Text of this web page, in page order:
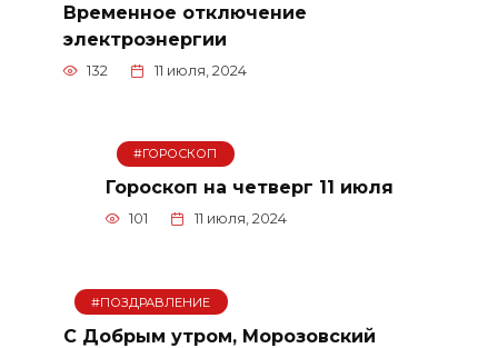
Временное отключение
электроэнергии
132 11 июля, 2024
#ГОРОСКОП
Гороскоп на четверг 11 июля
101 11 июля, 2024
#ПОЗДРАВЛЕНИЕ
С Добрым утром, Морозовский